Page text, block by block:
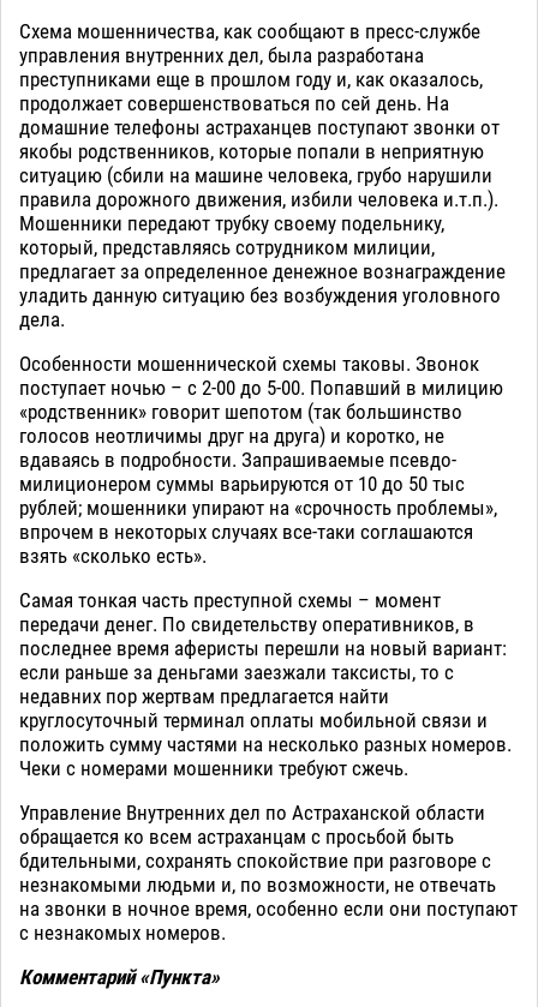
Схема мошенничества, как сообщают в пресс-службе
управления внутренних дел, была разработана
преступниками еще в прошлом году и, как оказалось,
продолжает совершенствоваться по сей день. На
домашние телефоны астраханцев поступают звонки от
якобы родственников, которые попали в неприятную
ситуацию (сбили на машине человека, грубо нарушили
правила дорожного движения, избили человека и.т.п.).
Мошенники передают трубку своему подельнику,
который, представляясь сотрудником милиции,
предлагает за определенное денежное вознаграждение
уладить данную ситуацию без возбуждения уголовного
дела.
Особенности мошеннической схемы таковы. Звонок
поступает ночью – с 2-00 до 5-00. Попавший в милицию
«родственник» говорит шепотом (так большинство
голосов неотличимы друг на друга) и коротко, не
вдаваясь в подробности. Запрашиваемые псевдо-
милиционером суммы варьируются от 10 до 50 тыс
рублей; мошенники упирают на «срочность проблемы»,
впрочем в некоторых случаях все-таки соглашаются
взять «сколько есть».
Самая тонкая часть преступной схемы – момент
передачи денег. По свидетельству оперативников, в
последнее время аферисты перешли на новый вариант:
если раньше за деньгами заезжали таксисты, то с
недавних пор жертвам предлагается найти
круглосуточный терминал оплаты мобильной связи и
положить сумму частями на несколько разных номеров.
Чеки с номерами мошенники требуют сжечь.
Управление Внутренних дел по Астраханской области
обращается ко всем астраханцам с просьбой быть
бдительными, сохранять спокойствие при разговоре с
незнакомыми людьми и, по возможности, не отвечать
на звонки в ночное время, особенно если они поступают
с незнакомых номеров.
Комментарий «Пункта»